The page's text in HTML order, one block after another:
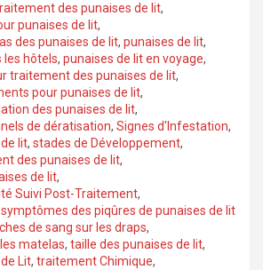
des punaises de lit,
punaises de lit,
des punaises de lit, punaises de lit,
les hôtels, punaises de lit en voyage,
traitement des punaises de lit,
pour punaises de lit,
des punaises de lit,
de dératisation, Signes d'Infestation,
lit, stades de Développement,
des punaises de lit,
de lit,
Suivi Post-Traitement,
symptômes des piqûres de punaises de lit
de sang sur les draps,
matelas, taille des punaises de lit,
Lit, traitement Chimique,